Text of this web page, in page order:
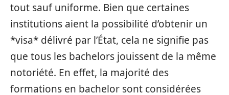
tout sauf uniforme. Bien que certaines
institutions aient la possibilité d’obtenir un
*visa* délivré par l’État, cela ne signifie pas
que tous les bachelors jouissent de la même
notoriété. En effet, la majorité des
formations en bachelor sont considérées